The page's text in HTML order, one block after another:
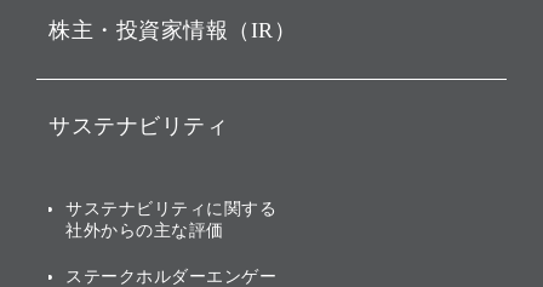
戦略
バリュー
ソフトバンクグループの歩
[AI] What dreams are made
ソフトバンク・ビジョン・
その他
グループ企業一覧
株主・投資家情報（IR）
IRカレンダー
業績・財務
アニュアルレポート
サステナビリティ
トップメッセージ
サステナビリティの考え方
サステナビリティに関する
社外からの主な評価
ステークホルダーエンゲー